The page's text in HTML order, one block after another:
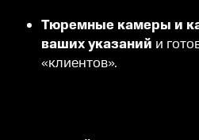
Тюремные камеры и
ваших указаний и
«клиентов».